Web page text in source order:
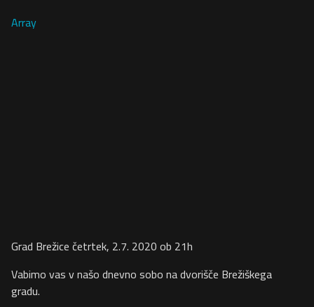
Array
Grad Brežice četrtek, 2.7. 2020 ob 21h
Vabimo vas v našo dnevno sobo na dvorišče Brežiškega
gradu.